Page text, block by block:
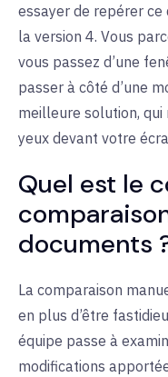
essayer de repérer
la version 4. Vous
vous passez d’une
passer à côté d’une
meilleure solution,
yeux devant votre
Quel est le
documents
La comparaison
en plus d’être
équipe passe à
modifications